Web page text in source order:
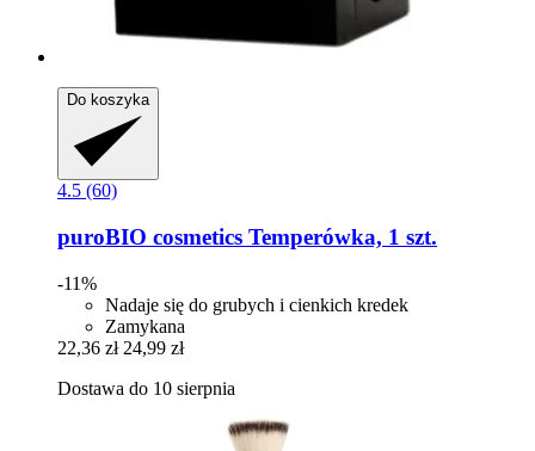
Do koszyka
4.5 (60)
puroBIO cosmetics Temperówka, 1 szt.
-11%
Nadaje się do grubych i cienkich kredek
Zamykana
22,36 zł 24,99 zł
Dostawa do 10 sierpnia